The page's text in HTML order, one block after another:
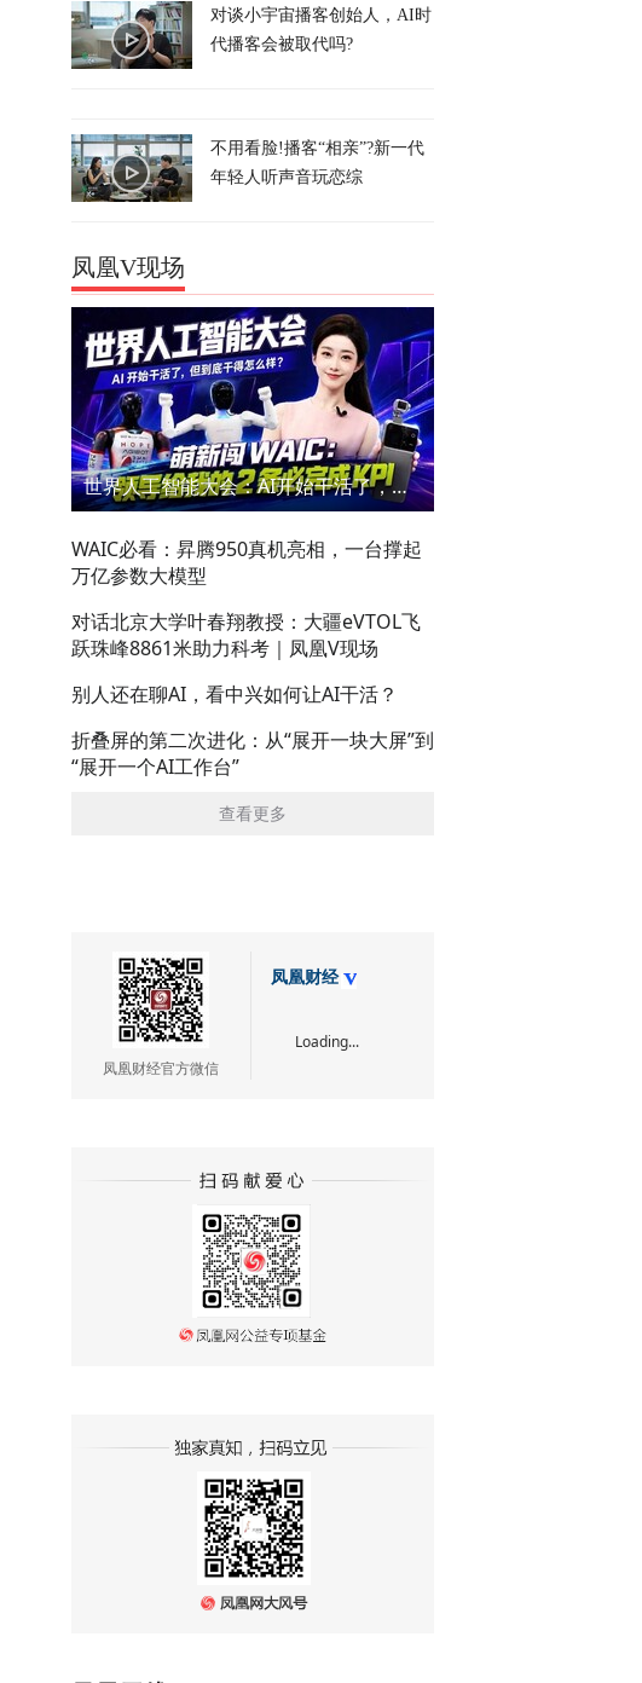
对谈小宇宙播客创始人，AI时
代播客会被取代吗?
不用看脸!播客“相亲”?新一代
年轻人听声音玩恋综
凤凰V现场
世界人工智能大会：AI开始干活了，但到底干的怎么样？萌新闯WAIC
WAIC必看：昇腾950真机亮相，一台撑起
万亿参数大模型
对话北京大学叶春翔教授：大疆eVTOL飞
跃珠峰8861米助力科考｜凤凰V现场
别人还在聊AI，看中兴如何让AI干活？
折叠屏的第二次进化：从“展开一块大屏”到
“展开一个AI工作台”
查看更多
凤凰财经官方微信
凤凰财经
Loading...